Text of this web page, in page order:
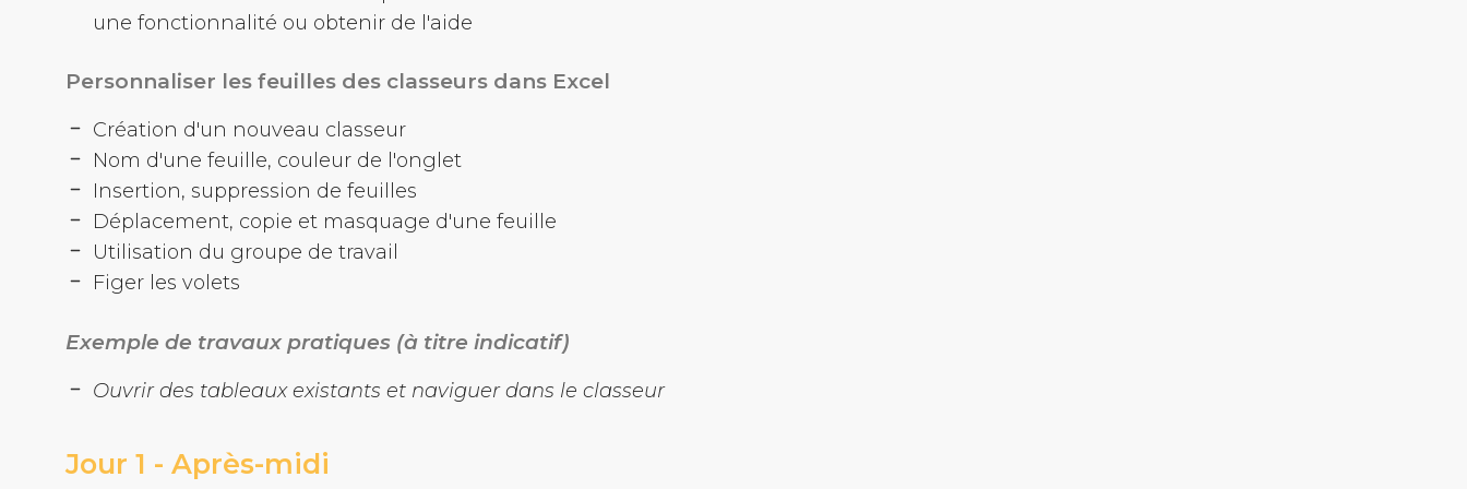
une fonctionnalité ou obtenir de l'aide
Personnaliser les feuilles des classeurs dans Excel
Création d'un nouveau classeur
Nom d'une feuille, couleur de l'onglet
Insertion, suppression de feuilles
Déplacement, copie et masquage d'une feuille
Utilisation du groupe de travail
Figer les volets
Exemple de travaux pratiques (à titre indicatif)
Ouvrir des tableaux existants et naviguer dans le classeur
Jour 1 - Après-midi